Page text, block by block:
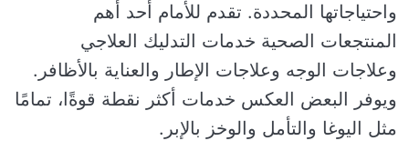
واحتياجاتها المحددة. تقدم للأمام أحد أهم
المنتجعات الصحية خدمات التدليك العلاجي
وعلاجات الوجه وعلاجات الإطار والعناية بالأظافر.
ويوفر البعض العكس خدمات أكثر نقطة قوةًا، تمامًا
مثل اليوغا والتأمل والوخز بالإبر.